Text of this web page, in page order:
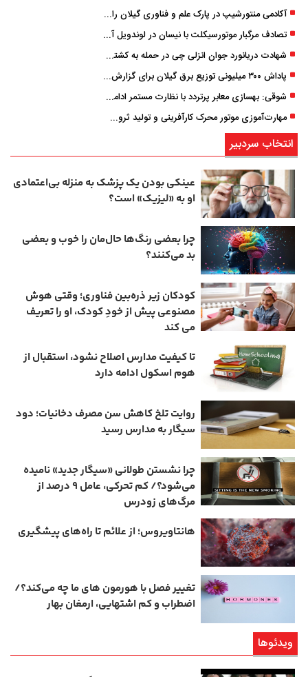
آکادمی منتورشیپ در پارک علم و فناوری گیلان راه‌اندازی شد
تصادف مرگبار موتورسیکلت با نیسان در لوندویل آستارا/ انتقال مصدوم با اورژانس هوایی به رشت
شهادت دریانورد جوان انزلی چی در حمله به کشتی تجاری در دریای کاسپین
پاداش ۳۰۰ میلیونی توزیع برق گیلان برای گزارش ماینرهای غیرمجاز
شوقی: بهسازی معابر پرتردد با نظارت مستمر ادامه دارد
مهارت‌آموزی موتور محرک کارآفرینی و تولید ثروت است
انتخاب سردبیر
عینکی‌ بودن یک پزشک به منزله بی‌اعتمادی
او به «لیزیک» است؟
چرا بعضی رنگ‌ها حال‌مان را خوب و بعضی
بد می‌کنند؟
کودکان زیر ذره‌بین فناوری؛ وقتی هوش
مصنوعی پیش از خودِ کودک، او را تعریف
می ‌کند
تا کیفیت مدارس اصلاح نشود، استقبال از
هوم ‌اسکول ادامه دارد
روایت تلخ کاهش سن مصرف دخانیات؛ دود
سیگار به مدارس رسید
چرا نشستن طولانی «سیگار جدید» نامیده
می‌شود؟/ کم‌ تحرکی، عامل ۹ درصد از
مرگ‌های زودرس
هانتاویروس؛ از علائم تا راه‌های پیشگیری
تغییر فصل با هورمون‌ های ما چه می‌کند؟/
اضطراب و کم‌ اشتهایی، ارمغان بهار
ویدئوها